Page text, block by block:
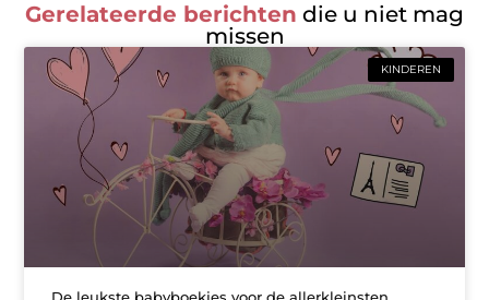
Gerelateerde berichten die u niet mag
missen
KINDEREN
De leukste babyboekjes voor de allerkleinsten